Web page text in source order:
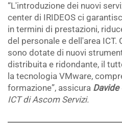
“L'introduzione dei nuovi
center di IRIDEOS ci
in termini di prestazioni,
del personale e dell'area
sono dotate di nuovi
distribuita e ridondante, il
la tecnologia VMware,
formazione”, assicura Davide
ICT di Ascom Servizi.